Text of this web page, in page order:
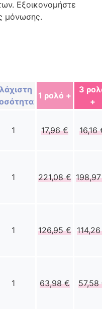
Εξοικονομήστε
μόνωσης.
1 ρολό +
3
+
1 17,96€ 16,16
1 221,08€
1 126,95€
1 63,98€ 57,58